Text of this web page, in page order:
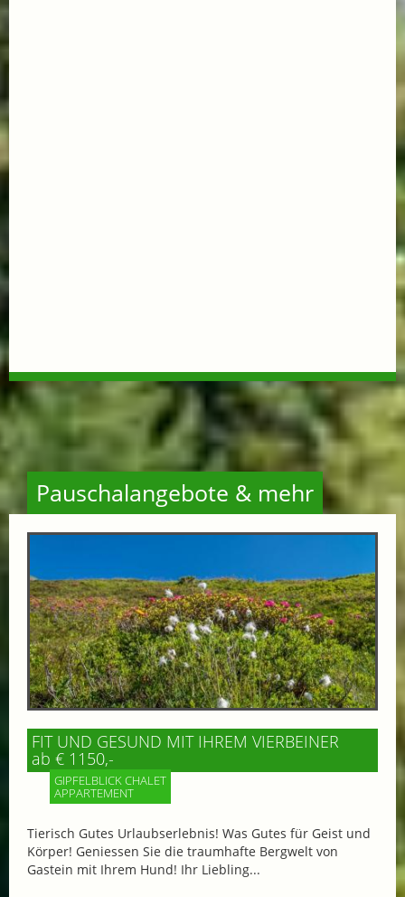
Pauschalangebote & mehr
FIT UND GESUND MIT IHREM VIERBEINER
ab € 1150,-
GIPFELBLICK CHALET
APPARTEMENT
Tierisch Gutes Urlaubserlebnis! Was Gutes für Geist und
Körper! Geniessen Sie die traumhafte Bergwelt von
Gastein mit Ihrem Hund! Ihr Liebling...